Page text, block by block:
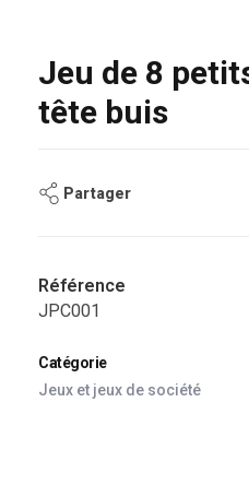
Jeu de 8
tête buis
Partager
Référence
JPC001
Catégorie
Jeux et jeux de société